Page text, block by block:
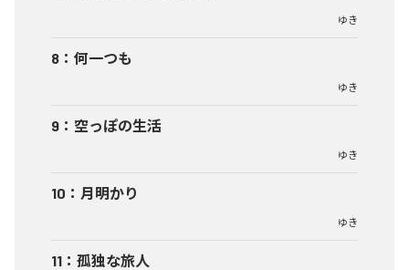
ゆき
8 ： 何一つも
ゆき
9 ： 空っぽの生活
ゆき
10 ： 月明かり
ゆき
11 ： 孤独な旅人